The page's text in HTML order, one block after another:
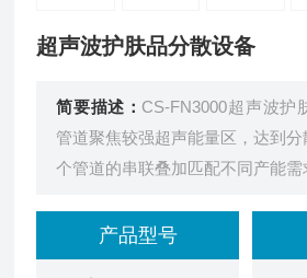
超声波护肤品分散设备
简要描述： CS-FN3000超声波护
管道聚焦较强超声能量区，达到
个管道的串联叠加匹配不同产能
产品型号